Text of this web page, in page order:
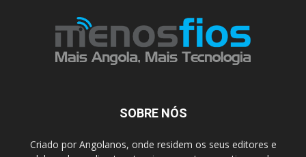
SOBRE NÓS
Criado por Angolanos, onde residem os seus editores e